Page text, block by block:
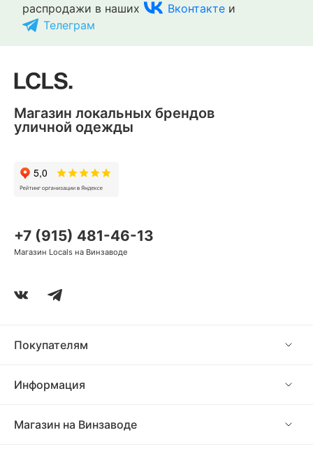
распродажи в наших
Вконтакте и
Телеграм
Покупателям
Информация
Магазин на Винзаводе
+7 (915) 481-46-13
Магазин Locals на Винзаводе
Магазин локальных брендов
уличной одежды